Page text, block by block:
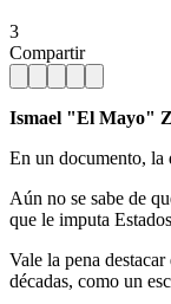
3
Compartir
Ismael "El Mayo"
En un documento, la
Aún no se sabe de
que le imputa
Vale la pena
décadas, como un